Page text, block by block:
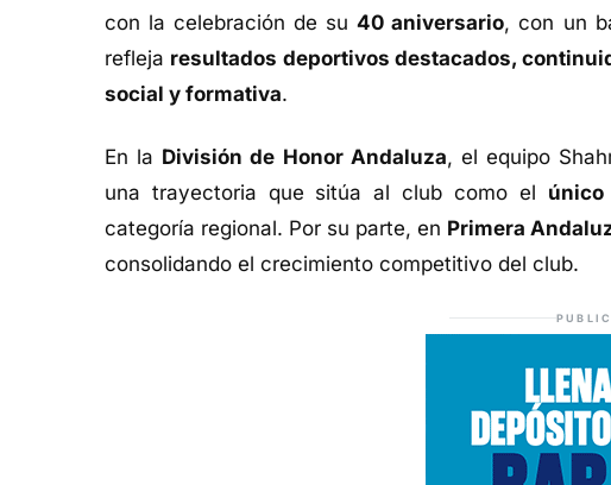
con la celebración de su40 aniversario, con un
refleja resultados deportivos destacados,
social y formativa.
En la División de Honor Andaluza, el equipo
una trayectoria que sitúa al club como el
categoría regional. Por su parte, en Primera
consolidando el crecimiento competitivo del club.